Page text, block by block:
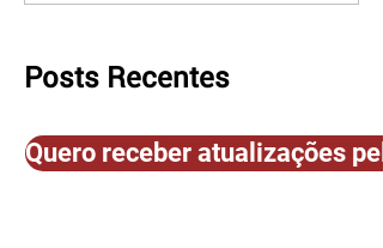
Posts Recentes
Quero receber atualizações